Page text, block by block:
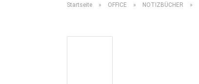
Startseite » OFFICE » NOTIZBÜCHER »